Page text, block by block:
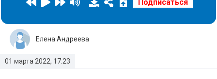
01 марта 2022, 17:23
Елена Андреева